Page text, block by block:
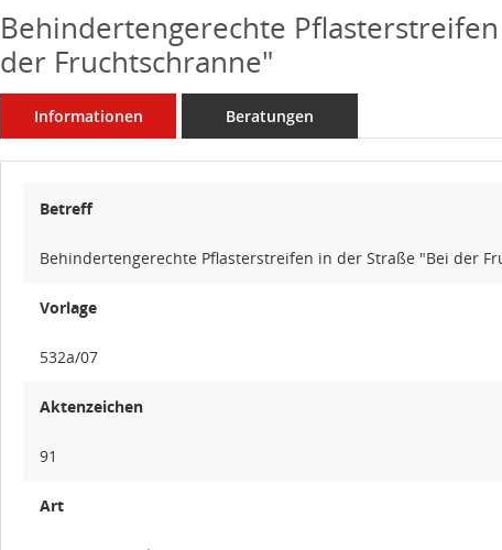
Behindertengerechte
der Fruchtschranne"
Informationen Beratungen
Betreff
Behindertengerechte Pflasterstreifen in der Straße "Bei der
Vorlage
532a/07
Aktenzeichen
91
Art